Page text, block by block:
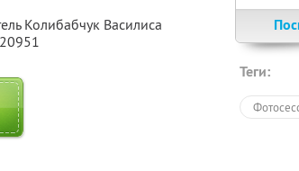
Колибабчук Василиса
Теги: